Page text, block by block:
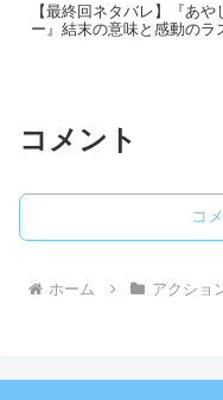
【最終回ネタバレ】『あや
ー』結末の意味と感動のラ
コメント
コ
ホーム アクショ